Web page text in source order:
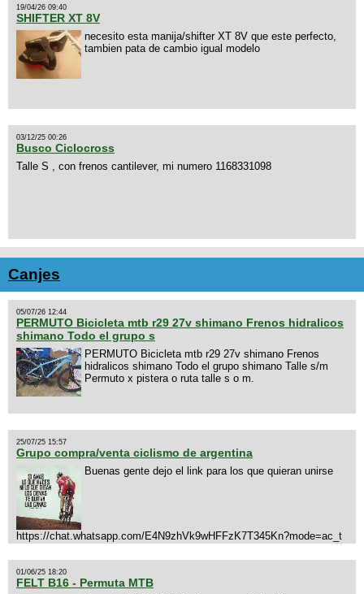
19/04/26 09:40
SHIFTER XT 8V
necesito esta manija/shifter XT 8V que este perfecto,
tambien pata de cambio igual modelo
03/12/25 00:26
Busco Ciclocross
Talle S , con frenos cantilever, mi numero 1168331098
Canjes
05/07/26 12:44
PERMUTO Bicicleta mtb r29 27v shimano Frenos hidralicos
shimano Todo el grupo s
PERMUTO Bicicleta mtb r29 27v shimano Frenos
hidralicos shimano Todo el grupo shimano Talle s/m
Permuto x pistera o ruta talle s o m.
25/07/25 15:57
Grupo compra/venta ciclismo de argentina
Buenas gente dejo el link para los que quieran unirse
https://chat.whatsapp.com/E4N9zhVk9wHFFzK7T345Kn?mode=ac_t
01/06/25 18:20
FELT B16 - Permuta MTB